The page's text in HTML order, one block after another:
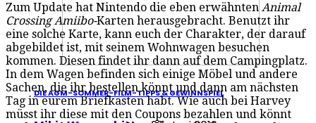
DIE AGM-SOMMER-FILM-TIPPS & GEWINNSPIEL
Zum Update hat Nintendo die eben erwähnten Animal
Crossing Amiibo-Karten herausgebracht. Benutzt ihr
eine solche Karte, kann euch der Charakter, der darauf
abgebildet ist, mit seinem Wohnwagen besuchen
kommen. Diesen findet ihr dann auf dem Campingplatz.
In dem Wagen befinden sich einige Möbel und andere
Sachen, die ihr bestellen könnt und dann am nächsten
Tag in eurem Briefkasten habt. Wie auch bei Harvey
müsst ihr diese mit den Coupons bezahlen und könnt